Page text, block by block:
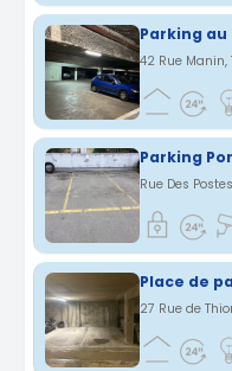
42 Rue Manin,
Rue Des